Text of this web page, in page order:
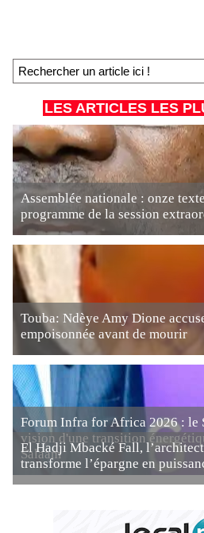
LES ARTICLES LES
Assemblée nationale : onze
programme de la session
Touba: Ndèye Amy Dione
empoisonnée avant de mourir
Forum Infra for Africa 2026 : le
vision d'une transition
Salaam
El Hadji Mbacké Fall,
transforme l’épargne en